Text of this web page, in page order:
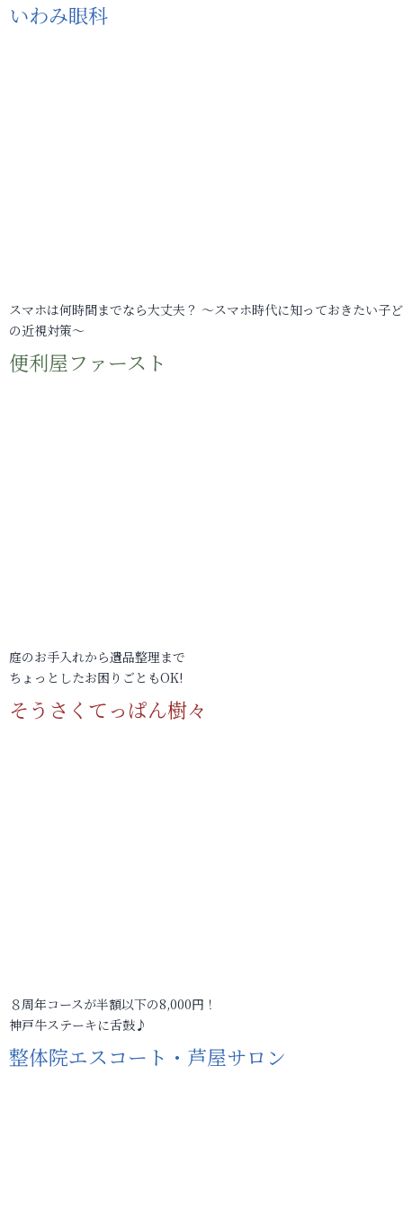
いわみ眼科
スマホは何時間までなら大丈夫？ ～スマホ時代に知っておきたい子
の近視対策～
便利屋ファースト
庭のお手入れから遺品整理まで
ちょっとしたお困りごともOK!
そうさくてっぱん樹々
８周年コースが半額以下の8,000円！
神戸牛ステーキに舌鼓♪
整体院エスコート・芦屋サロン